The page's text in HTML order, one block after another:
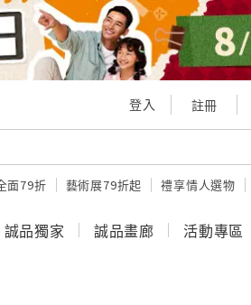
登入 註冊
面79折 藝術展79折起 禮享情人選物
誠品獨家 誠品畫廊 活動專區